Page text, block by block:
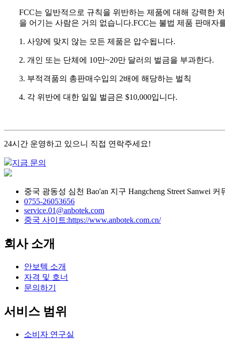
FCC는 일반적으로 규칙을 위반하는 제품에 대해 강력한
을 어기는 사람은 거의 없습니다.FCC는 불법 제품 판매자
1. 사양에 맞지 않는 모든 제품은 압수됩니다.
2. 개인 또는 단체에 10만~20만 달러의 벌금을 부과한다.
3. 부적격품의 총판매수입의 2배에 해당하는 벌칙
4. 각 위반에 대한 일일 벌금은 $10,000입니다.
24시간 운영하고 있으니 직접 연락주세요!
지금 문의
중국 광동성 심천 Bao'an 지구 Hangcheng Street Sanwei
0755-26053656
service.01@anbotek.com
중국 사이트:https://www.anbotek.com.cn/
회사 소개
안보텍 소개
자격 및 호너
문의하기
서비스 범위
소비자 연구실